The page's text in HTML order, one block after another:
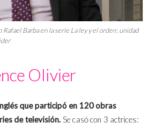
Rafael Barba en la serie La ley y el orden: unidad
Olivier
que participó en 120 obras
de televisión. Se casó con 3 actrices: